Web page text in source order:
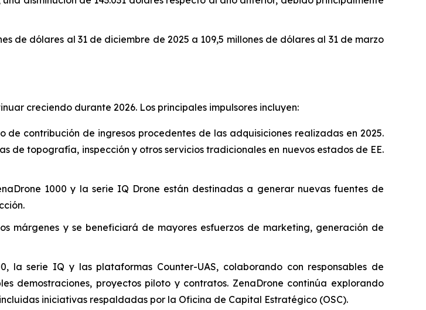
de dólares al 31 de diciembre de 2025 a 109,5 millones de dólares al 31 de marzo
creciendo durante 2026. Los principales impulsores incluyen:
contribución de ingresos procedentes de las adquisiciones realizadas en 2025.
de topografía, inspección y otros servicios tradicionales en nuevos estados de EE.
1000 y la serie IQ Drone están destinadas a generar nuevas fuentes de
márgenes y se beneficiará de mayores esfuerzos de marketing, generación de
la serie IQ y las plataformas Counter-UAS, colaborando con responsables de
demostraciones, proyectos piloto y contratos. ZenaDrone continúa explorando
iniciativas respaldadas por la Oficina de Capital Estratégico (OSC).